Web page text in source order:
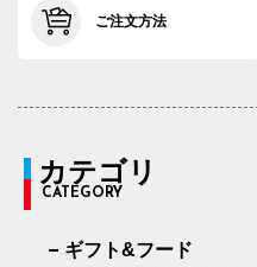
ご注文方法
カテゴリ
CATEGORY
ギフト&フード